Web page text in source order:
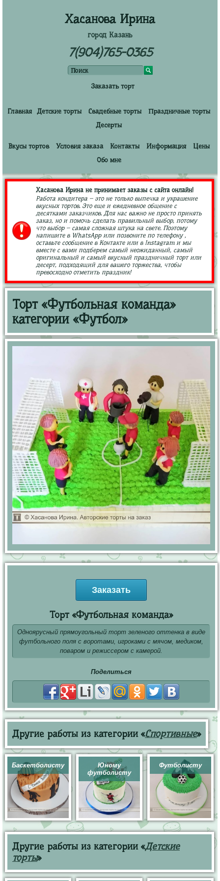
Хасанова Ирина
город Казань
7(904)765-0365
Заказать торт
Главная Детские торты Свадебные торты
Праздничные торты
Десерты
Вкусы тортов Условия заказа Контакты Информация
Цены
Обо мне
Хасанова Ирина не принимает заказы с сайта онлайн!
Работа кондитера – это не только выпечка и украшение
вкусных тортов. Это еще и ежедневное общение с
десятками заказчиков. Для нас важно не просто принять
заказ, но и помочь сделать правильный выбор, потому
что выбор – самая сложная штука на свете. Поэтому
напишите в WhatsApp или позвоните по телефону ,
оставьте сообщение в Контакте или в Instagram и мы
вместе с вами подберем самый неожиданный, самый
оригинальный и самый вкусный праздничный торт или
десерт, подходящий для вашего торжества, чтобы
превосходно отметить праздник!
Торт «Футбольная команда»
категории «Футбол»
Заказать
Торт «Футбольная команда»
Одноярусный прямоугольный торт зеленого оттенка в виде
футбольного поля с воротами, игроками с мячом, медиком,
поваром и режиссером с камерой.
Поделиться
Другие работы из категории «Спортивные»
Баскетболисту
Юному
футболисту
Футболисту
Другие работы из категории «Детские
торты»